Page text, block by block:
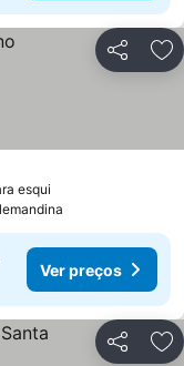
Partilhar
esqui
Ver preços
Partilhar